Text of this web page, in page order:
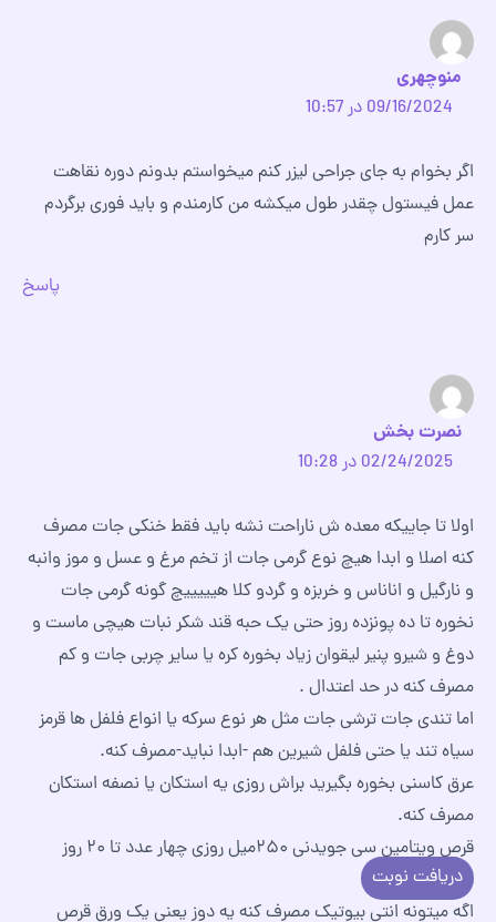
منوچهری
09/16/2024 در 10:57
اگر بخوام به جای جراحی لیزر کنم میخواستم بدونم دوره نقاهت
عمل فیستول چقدر طول میکشه من کارمندم و باید فوری برگردم
سر کارم
پاسخ
نصرت بخش
02/24/2025 در 10:28
اولا تا جاییکه معده ش ناراحت نشه باید فقط خنکی جات مصرف
کنه اصلا و ابدا هیچ نوع گرمی جات از تخم مرغ و عسل و موز وانبه
و نارگیل و اناناس و خربزه و گردو کلا هیییییچ گونه گرمی جات
نخوره تا ده پونزده روز حتی یک حبه قند شکر نبات هیچی ماست و
دوغ و شیرو پنیر لیقوان زیاد بخوره کره یا سایر چربی جات و کم
مصرف کنه در حد اعتدال .
اما تندی جات ترشی جات مثل هر نوع سرکه یا انواع فلفل ها قرمز
سیاه تند یا حتی فلفل شیرین هم -ابدا نباید-مصرف کنه.
عرق کاسنی بخوره بگیرید براش روزی یه استکان یا نصفه استکان
مصرف کنه.
قرص ویتامین سی جویدنی ۲۵۰میل روزی چهار عدد تا ۲۰ روز
بخوره .
اگه میتونه انتی بیوتیک مصرف کنه یه دوز یعنی یک ورق قرص
دریافت نوبت